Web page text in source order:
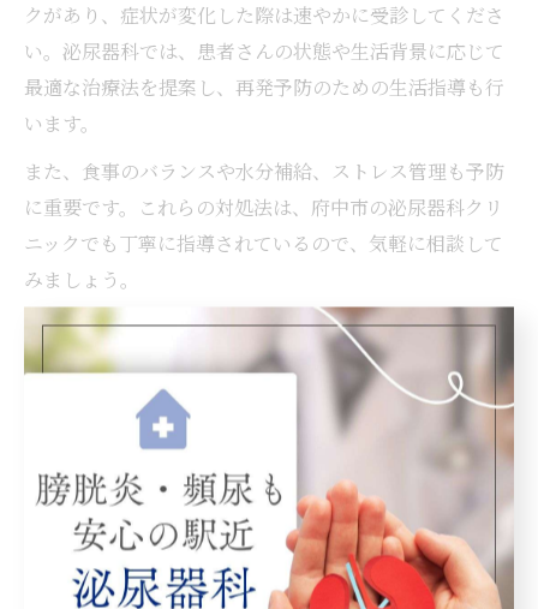
クがあり、症状が変化した際は速やかに受診してくださ
い。泌尿器科では、患者さんの状態や生活背景に応じて
最適な治療法を提案し、再発予防のための生活指導も行
います。
また、食事のバランスや水分補給、ストレス管理も予防
に重要です。これらの対処法は、府中市の泌尿器科クリ
ニックでも丁寧に指導されているので、気軽に相談して
みましょう。
尿管結石の特徴的な痛みと泌尿器科相談の目安
尿管結石の痛みは「突然強い痛みが背中や脇腹に走る」
「体を動かすと痛みが増す」「痛みが波のように繰り返
す」など特徴的です。こうした痛みは、結石が尿管を塞
ぐことで尿の流れが止まり、腎臓に圧がかかるために発
生します。特に、痛みが数時間続いたり、冷や汗や吐き
気を伴う場合は注意が必要です。